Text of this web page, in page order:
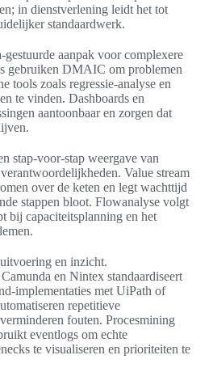
in dienstverlening leidt het tot
standaardwerk.
gestuurde aanpak voor complexere
gebruiken DMAIC om problemen
tools zoals regressie-analyse en
te vinden. Dashboards en
aantoonbaar en zorgen dat
stap-voor-stap weergave van
Value stream
over de keten en legt wachttijd
stappen bloot. Flowanalyse volgt
bij capaciteitsplanning en het
en inzicht.
en Nintex standaardiseert
implementaties met UiPath of
repetitieve
fouten. Procesmining
eventlogs om echte
te visualiseren en prioriteiten te